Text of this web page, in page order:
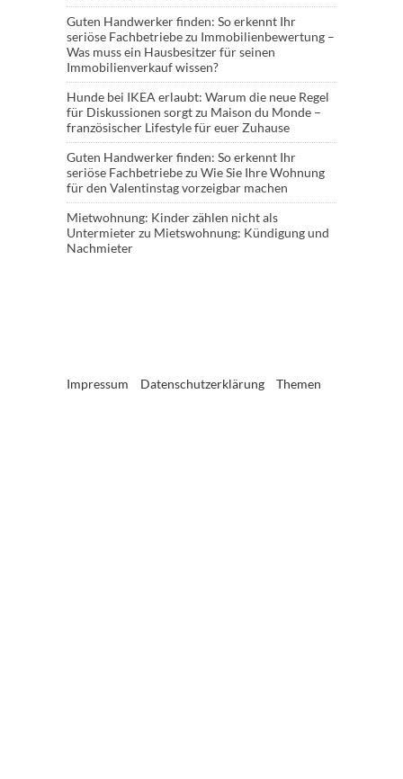
Guten Handwerker finden: So erkennt Ihr
seriöse Fachbetriebezu Immobilienbewertung –
Was muss ein Hausbesitzer für seinen
Immobilienverkauf wissen?
Hunde bei IKEA erlaubt: Warum die neue Regel
für Diskussionen sorgtzu Maison du Monde –
französischer Lifestyle für euer Zuhause
Guten Handwerker finden: So erkennt Ihr
seriöse Fachbetriebezu Wie Sie Ihre Wohnung
für den Valentinstag vorzeigbar machen
Mietwohnung: Kinder zählen nicht als
Untermieterzu Mietswohnung: Kündigung und
Nachmieter
Impressum Datenschutzerklärung Themen